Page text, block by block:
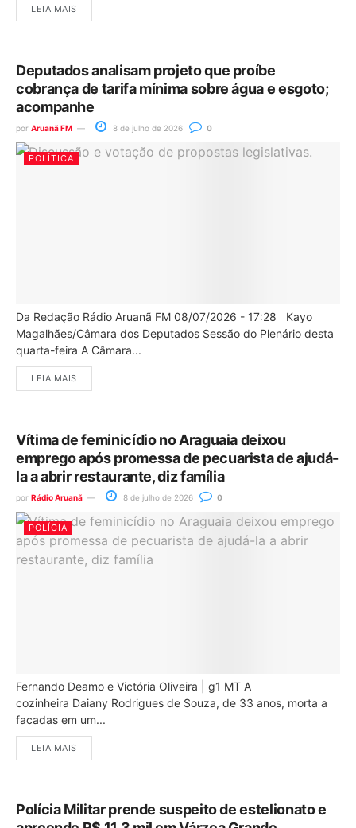
LEIA MAIS
Deputados analisam projeto que proíbe
cobrança de tarifa mínima sobre água e esgoto;
acompanhe
por Aruanã FM 8 de julho de 2026 0
POLÍTICA
Da Redação Rádio Aruanã FM 08/07/2026 - 17:28 Kayo
Magalhães/Câmara dos Deputados Sessão do Plenário desta
quarta-feira A Câmara...
LEIA MAIS
Vítima de feminicídio no Araguaia deixou
emprego após promessa de pecuarista de ajudá-
la a abrir restaurante, diz família
por Rádio Aruanã 8 de julho de 2026 0
POLÍCIA
Fernando Deamo e Victória Oliveira | g1 MT A
cozinheira Daiany Rodrigues de Souza, de 33 anos, morta a
facadas em um...
LEIA MAIS
Polícia Militar prende suspeito de estelionato e